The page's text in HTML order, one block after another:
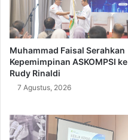
Muhammad Faisal Serahkan
Kepemimpinan ASKOMPSI ke
Rudy Rinaldi
7 Agustus, 2026